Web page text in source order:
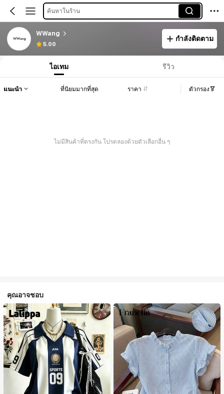
ค้นหาในร้าน
WWang
5.00
กำลังติดตาม
ไอเทม รีวิว
แนะนำ ที่นิยมมากที่สุด ราคา ตัวกรอง
ไม่มีสินค้าที่ตรงกัน โปรดลองด้วยตัวเลือกอื่น ๆ
คุณอาจชอบ